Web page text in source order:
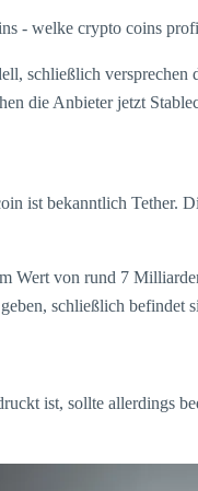
schließlich
die Anbieter jetzt
ist bekanntlich Tether.
Wert von rund 7
schließlich befindet
ist, sollte allerdings